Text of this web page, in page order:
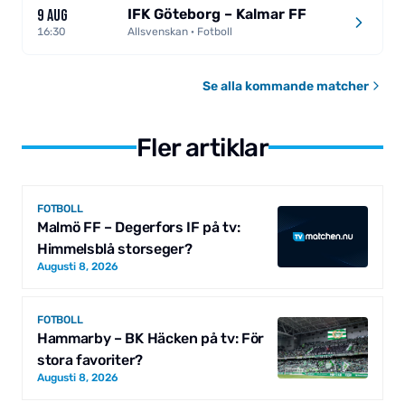
9 AUG
16:30
IFK Göteborg – Kalmar FF
Allsvenskan · Fotboll
Se alla kommande matcher
Fler artiklar
FOTBOLL
Malmö FF – Degerfors IF på tv:
Himmelsblå storseger?
Augusti 8, 2026
FOTBOLL
Hammarby – BK Häcken på tv: För
stora favoriter?
Augusti 8, 2026